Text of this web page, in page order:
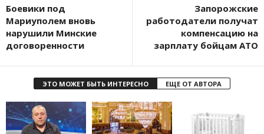
Боевики под
Мариуполем вновь
нарушили Минские
договоренности
Запорожские
работодатели получат
компенсацию на
зарплату бойцам АТО
ЭТО МОЖЕТ БЫТЬ ИНТЕРЕСНО ЕЩЕ ОТ АВТОРА